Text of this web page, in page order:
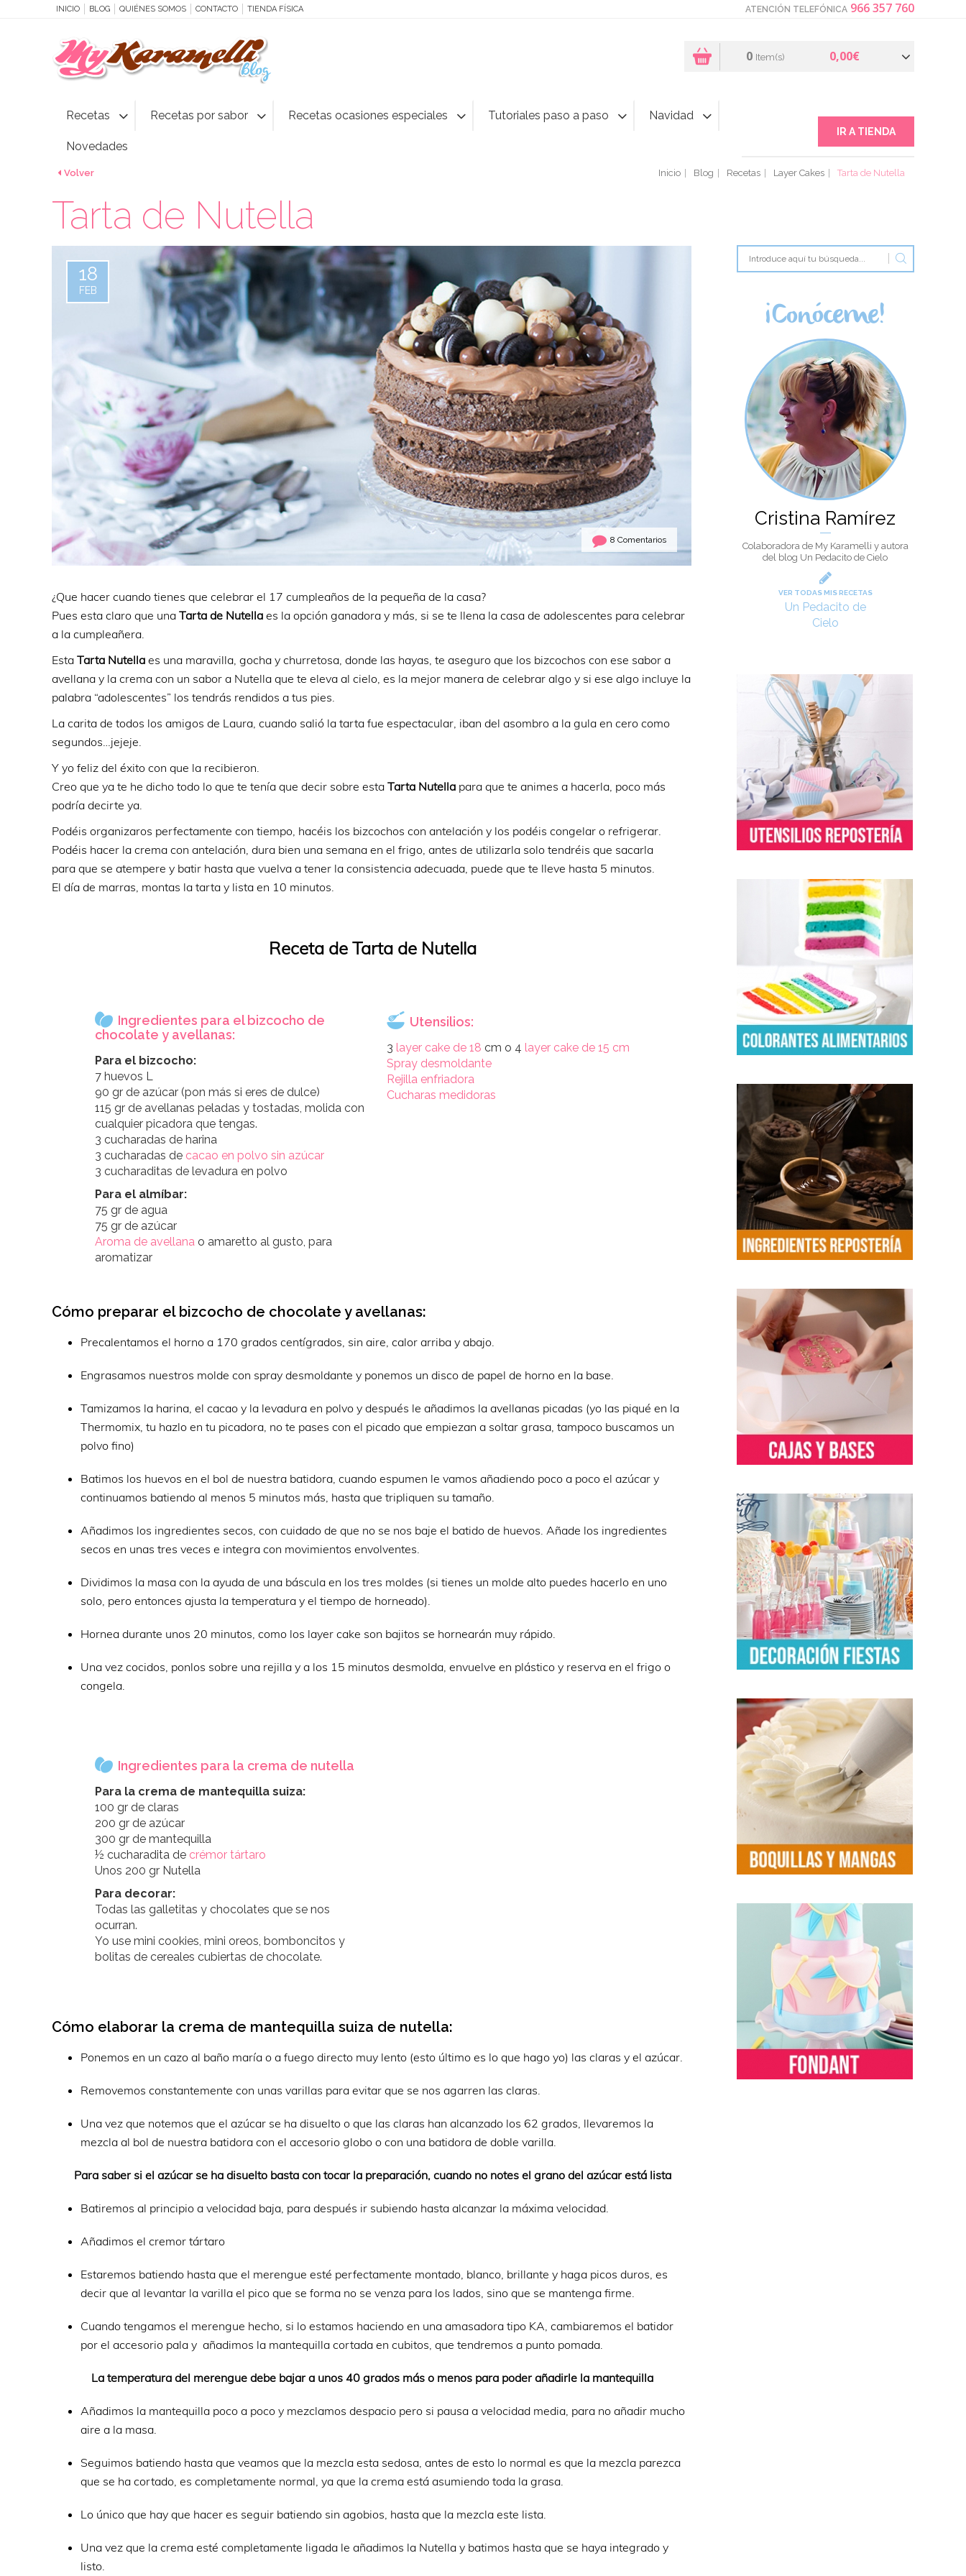
INICIO BLOG QUIÉNES SOMOS CONTACTO TIENDA FÍSICA ATENCIÓN TELEFÓNICA 966 357 760
0 Item(s) 0,00€
Recetas Recetas por sabor Recetas ocasiones especiales Tutoriales paso a paso Navidad
Novedades
IR A TIENDA
Volver Inicio Blog Recetas Layer Cakes Tarta de Nutella
Tarta de Nutella
18
FEB
8 Comentarios
¿Que hacer cuando tienes que celebrar el 17 cumpleaños de la pequeña de la casa?
Pues esta claro que una Tarta de Nutella es la opción ganadora y más, si se te llena la casa de adolescentes para celebrar
a la cumpleañera.
Esta Tarta Nutella es una maravilla, gocha y churretosa, donde las hayas, te aseguro que los bizcochos con ese sabor a
avellana y la crema con un sabor a Nutella que te eleva al cielo, es la mejor manera de celebrar algo y si ese algo incluye la
palabra “adolescentes” los tendrás rendidos a tus pies.
La carita de todos los amigos de Laura, cuando salió la tarta fue espectacular, iban del asombro a la gula en cero como
segundos…jejeje.
Y yo feliz del éxito con que la recibieron.
Creo que ya te he dicho todo lo que te tenía que decir sobre esta Tarta Nutella para que te animes a hacerla, poco más
podría decirte ya.
Podéis organizaros perfectamente con tiempo, hacéis los bizcochos con antelación y los podéis congelar o refrigerar.
Podéis hacer la crema con antelación, dura bien una semana en el frigo, antes de utilizarla solo tendréis que sacarla
para que se atempere y batir hasta que vuelva a tener la consistencia adecuada, puede que te lleve hasta 5 minutos.
El día de marras, montas la tarta y lista en 10 minutos.
Receta de Tarta de Nutella
Ingredientes para el bizcocho de
chocolate y avellanas:
Para el bizcocho:
7 huevos L
90 gr de azúcar (pon más si eres de dulce)
115 gr de avellanas peladas y tostadas, molida con
cualquier picadora que tengas.
3 cucharadas de harina
3 cucharadas de cacao en polvo sin azúcar
3 cucharaditas de levadura en polvo
Para el almíbar:
75 gr de agua
75 gr de azúcar
Aroma de avellana o amaretto al gusto, para
aromatizar
Utensilios:
3 layer cake de 18 cm o 4 layer cake de 15 cm
Spray desmoldante
Rejilla enfriadora
Cucharas medidoras
Cómo preparar el bizcocho de chocolate y avellanas:
Precalentamos el horno a 170 grados centígrados, sin aire, calor arriba y abajo.
Engrasamos nuestros molde con spray desmoldante y ponemos un disco de papel de horno en la base.
Tamizamos la harina, el cacao y la levadura en polvo y después le añadimos la avellanas picadas (yo las piqué en la
Thermomix, tu hazlo en tu picadora, no te pases con el picado que empiezan a soltar grasa, tampoco buscamos un
polvo fino)
Batimos los huevos en el bol de nuestra batidora, cuando espumen le vamos añadiendo poco a poco el azúcar y
continuamos batiendo al menos 5 minutos más, hasta que tripliquen su tamaño.
Añadimos los ingredientes secos, con cuidado de que no se nos baje el batido de huevos. Añade los ingredientes
secos en unas tres veces e integra con movimientos envolventes.
Dividimos la masa con la ayuda de una báscula en los tres moldes (si tienes un molde alto puedes hacerlo en uno
solo, pero entonces ajusta la temperatura y el tiempo de horneado).
Hornea durante unos 20 minutos, como los layer cake son bajitos se hornearán muy rápido.
Una vez cocidos, ponlos sobre una rejilla y a los 15 minutos desmolda, envuelve en plástico y reserva en el frigo o
congela.
Ingredientes para la crema de nutella
Para la crema de mantequilla suiza:
100 gr de claras
200 gr de azúcar
300 gr de mantequilla
½ cucharadita de crémor tártaro
Unos 200 gr Nutella
Para decorar:
Todas las galletitas y chocolates que se nos
ocurran.
Yo use mini cookies, mini oreos, bomboncitos y
bolitas de cereales cubiertas de chocolate.
Cómo elaborar la crema de mantequilla suiza de nutella:
Ponemos en un cazo al baño maría o a fuego directo muy lento (esto último es lo que hago yo) las claras y el azúcar.
Removemos constantemente con unas varillas para evitar que se nos agarren las claras.
Una vez que notemos que el azúcar se ha disuelto o que las claras han alcanzado los 62 grados, llevaremos la
mezcla al bol de nuestra batidora con el accesorio globo o con una batidora de doble varilla.
Para saber si el azúcar se ha disuelto basta con tocar la preparación, cuando no notes el grano del azúcar está lista
Batiremos al principio a velocidad baja, para después ir subiendo hasta alcanzar la máxima velocidad.
Añadimos el cremor tártaro
Estaremos batiendo hasta que el merengue esté perfectamente montado, blanco, brillante y haga picos duros, es
decir que al levantar la varilla el pico que se forma no se venza para los lados, sino que se mantenga firme.
Cuando tengamos el merengue hecho, si lo estamos haciendo en una amasadora tipo KA, cambiaremos el batidor
por el accesorio pala y añadimos la mantequilla cortada en cubitos, que tendremos a punto pomada.
La temperatura del merengue debe bajar a unos 40 grados más o menos para poder añadirle la mantequilla
Añadimos la mantequilla poco a poco y mezclamos despacio pero si pausa a velocidad media, para no añadir mucho
aire a la masa.
Seguimos batiendo hasta que veamos que la mezcla esta sedosa, antes de esto lo normal es que la mezcla parezca
que se ha cortado, es completamente normal, ya que la crema está asumiendo toda la grasa.
Lo único que hay que hacer es seguir batiendo sin agobios, hasta que la mezcla este lista.
Una vez que la crema esté completamente ligada le añadimos la Nutella y batimos hasta que se haya integrado y
listo.
¡Conóceme!
Cristina Ramírez
Colaboradora de My Karamelli y autora
del blog Un Pedacito de Cielo
VER TODAS MIS RECETAS
Un Pedacito de
Cielo